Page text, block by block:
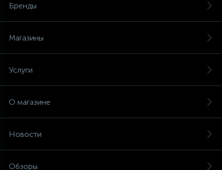
Бренды
Магазины
Услуги
О магазине
Новости
Обзоры